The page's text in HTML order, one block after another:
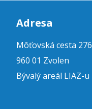
Adresa
Môťovská cesta 276
960 01 Zvolen
Bývalý areál LIAZ-u